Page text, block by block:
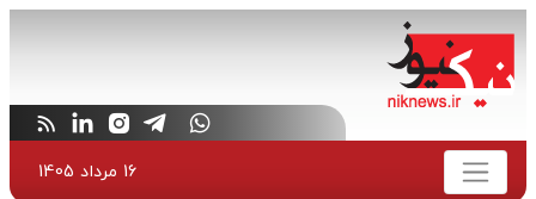
16 مرداد 1405